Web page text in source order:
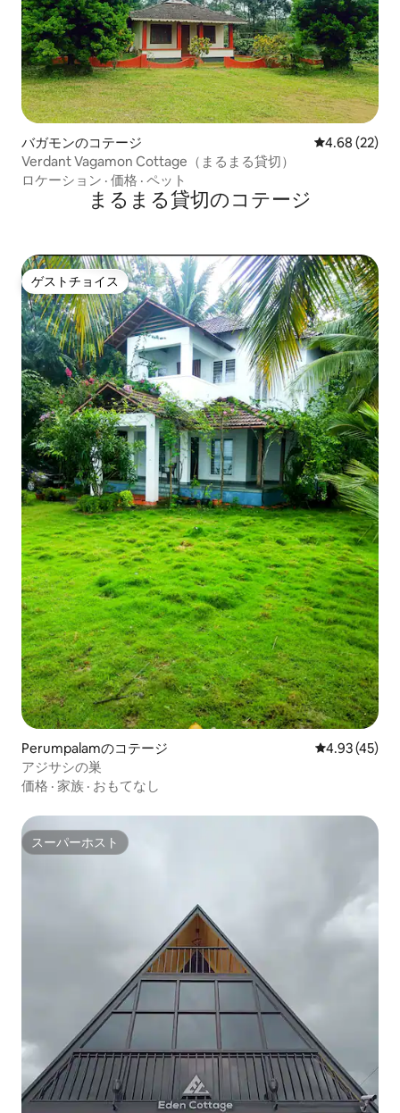
バガモンのコテージ レビュー22
4.68 (22)
Verdant Vagamon Cottage（まるまる貸切）
ロケーション · 価格 · ペット
まるまる貸切のコテージ
ゲストチョイス
ゲストチョイス
Perumpalamのコテージ レビュー45
4.93 (45)
アジサシの巣
価格 · 家族 · おもてなし
スーパーホスト
スーパーホスト